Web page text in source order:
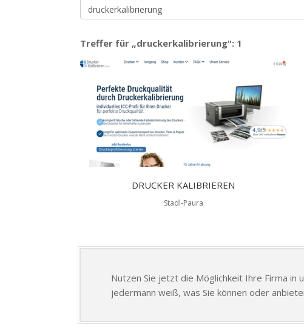
Treffer für „druckerkalibrierung": 1
DRUCKER KALIBRIEREN
Stadl-Paura
Nutzen Sie jetzt die Möglichkeit Ihre Firma in
jedermann weiß, was Sie können oder